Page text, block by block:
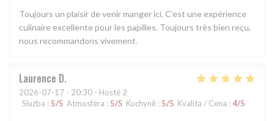
Toujours un plaisir de venir manger ici. C’est une expérience
culinaire excellente pour les papilles. Toujours très bien reçu,
nous recommandons vivement.
Laurence D
2026-07-17 - 20:30 - Hosté 2
Služba : 5/5 Atmosféra : 5/5 Kuchyně : 5/5 Kvalita / Cena : 4/5